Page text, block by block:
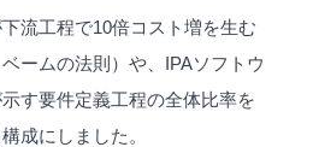
流工程で10倍コスト増を生む
ームの法則）や、IPAソフトウ
す要件定義工程の全体比率を
成にしました。